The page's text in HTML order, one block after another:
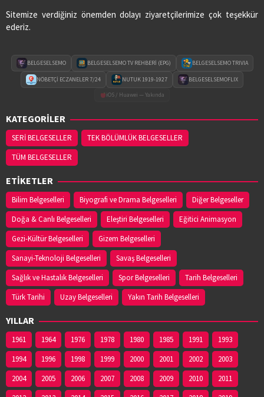
Sitemize verdiğiniz önemden dolayı ziyaretçilerimize çok teşekkür
ederiz.
BELGESELSEMO BELGESELSEMO TV REHBERİ (EPG) BELGESELSEMO TRIVIA
NÖBETÇİ ECZANELER 7/24 NUTUK 1919-1927
BELGESELSEMOFLIX
iOS / Huawei — Yakında
KATEGORİLER
SERİ BELGESELLER
TEK BÖLÜMLÜK BELGESELLER
TÜM BELGESELLER
ETİKETLER
Bilim Belgeselleri Biyografi ve Drama Belgeselleri
Diğer Belgeseller
Doğa & Canlı Belgeselleri
Eleştiri Belgeselleri
Eğitici Animasyon
Gezi-Kültür Belgeselleri
Gizem Belgeselleri
Sanayi-Teknoloji Belgeselleri
Savaş Belgeselleri
Sağlık ve Hastalık Belgeselleri
Spor Belgeselleri
Tarih Belgeselleri
Türk Tarihi
Uzay Belgeselleri Yakın Tarih Belgeselleri
YILLAR
1961 1964 1976 1978 1980 1985 1991
1993
1994
1996 1998 1999 2000 2001 2002
2003
2004
2005 2006 2007 2008 2009 2010
2011